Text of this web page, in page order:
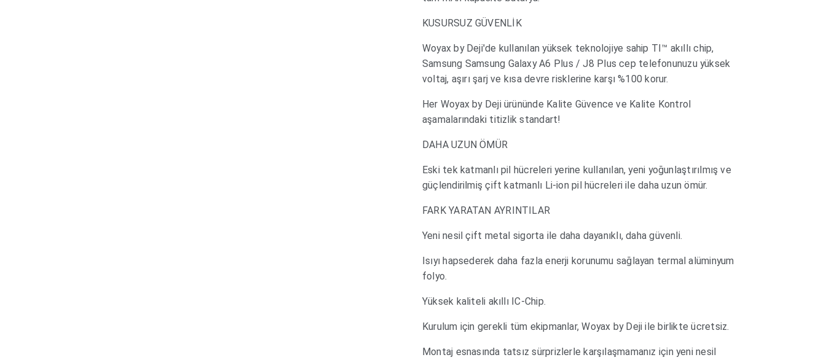
KUSURSUZ GÜVENLİK
Woyax by Deji'de kullanılan yüksek teknolojiye sahip TI™ akıllı chip,
Samsung Samsung Galaxy A6 Plus / J8 Plus cep telefonunuzu yüksek
voltaj, aşırı şarj ve kısa devre risklerine karşı %100 korur.
Her Woyax by Deji ürününde Kalite Güvence ve Kalite Kontrol
aşamalarındaki titizlik standart!
DAHA UZUN ÖMÜR
Eski tek katmanlı pil hücreleri yerine kullanılan, yeni yoğunlaştırılmış ve
güçlendirilmiş çift katmanlı Li-ion pil hücreleri ile daha uzun ömür.
FARK YARATAN AYRINTILAR
Yeni nesil çift metal sigorta ile daha dayanıklı, daha güvenli.
Isıyı hapsederek daha fazla enerji korunumu sağlayan termal alüminyum
folyo.
Yüksek kaliteli akıllı IC-Chip.
Kurulum için gerekli tüm ekipmanlar, Woyax by Deji ile birlikte ücretsiz.
Montaj esnasında tatsız sürprizlerle karşılaşmamanız için yeni nesil